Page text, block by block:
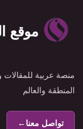
موقع
منصة عربية للمقالات
المنطقة والعالم
تواصل معنا←